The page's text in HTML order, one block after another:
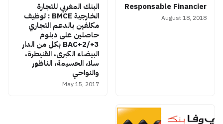
Responsable Financier
August 18, 2018
البنك المغربي للتجارة
الخارجية BMCE : توظيف
مكلفين بالدعم التجاري
حاصلين على دبلوم
BAC+2/+3 بكل من الدار
البيضاء الكبرى، القنيطرة،
سلا، الحسيمة، الناظور
والنواحي
May 15, 2017